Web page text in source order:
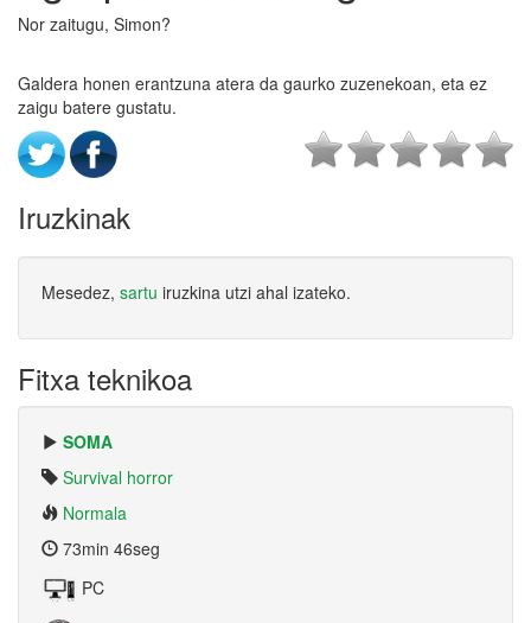
Nor zaitugu, Simon?
Galdera honen erantzuna atera da gaurko zuzenekoan, eta ez
zaigu batere gustatu.
Iruzkinak
Mesedez, sartu iruzkina utzi ahal izateko.
Fitxa teknikoa
SOMA
Survival horror
Normala
73min 46seg
PC